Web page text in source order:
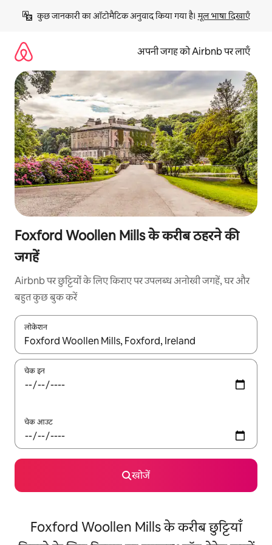
छोड़कर
कॉन्टेंट
कुछ जानकारी का ऑटोमैटिक अनुवाद किया गया है। मूल भाषा दिखाएँ
अपनी जगह को Airbnb पर लाएँ
Foxford Woollen Mills के करीब ठहरने की
जगहें
Airbnb पर छुट्टियों के लिए किराए पर उपलब्ध अनोखी जगहें, घर और
बहुत कुछ बुक करें
लोकेशन
नतीजों के उपलब्ध होने पर, अप और डाउन 'ऐरो की' का इस्तेमाल करके नेविगेट
चेक इन
चेक आउट
खोजें
Foxford Woollen Mills के करीब छुट्टियाँ